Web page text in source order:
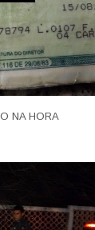
NA HORA